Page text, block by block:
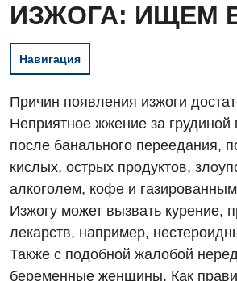
ИЗЖОГА: ИЩЕМ
Навигация
Причин появления изжоги
Неприятное жжение за грудиной
после банального переедания,
кислых, острых продуктов,
алкоголем, кофе и
Изжогу может вызвать курение,
лекарств, например,
Также с подобной жалобой
беременные женщины. Как